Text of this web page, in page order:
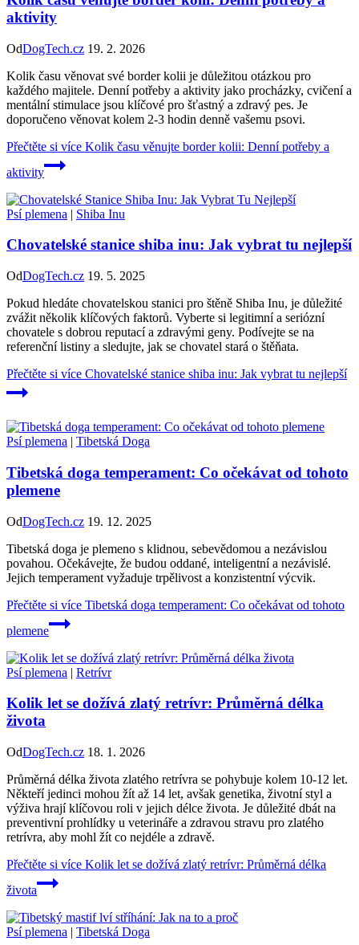
aktivity
OdDogTech.cz 19. 2. 2026
Kolik času věnovat své border kolii je důležitou otázkou pro
každého majitele. Denní potřeby a aktivity jako procházky, cvičení a
mentální stimulace jsou klíčové pro šťastný a zdravý pes. Je
doporučeno věnovat kolem 2-3 hodin denně vašemu psovi.
Přečtěte si více Kolik času věnujte border kolii: Denní potřeby a
aktivity
Psí plemena | Shiba Inu
Chovatelské stanice shiba inu: Jak vybrat tu nejlepší
OdDogTech.cz 19. 5. 2025
Pokud hledáte chovatelskou stanici pro štěně Shiba Inu, je důležité
zvážit několik klíčových faktorů. Vyberte si legitimní a seriózní
chovatele s dobrou reputací a zdravými geny. Podívejte se na
referenční listiny a sledujte, jak se chovatel stará o štěňata.
Přečtěte si více Chovatelské stanice shiba inu: Jak vybrat tu nejlepší
Psí plemena | Tibetská Doga
Tibetská doga temperament: Co očekávat od tohoto
plemene
OdDogTech.cz 19. 12. 2025
Tibetská doga je plemeno s klidnou, sebevědomou a nezávislou
povahou. Očekávejte, že budou oddané, inteligentní a nezávislé.
Jejich temperament vyžaduje trpělivost a konzistentní výcvik.
Přečtěte si více Tibetská doga temperament: Co očekávat od tohoto
plemene
Psí plemena | Retrívr
Kolik let se dožívá zlatý retrívr: Průměrná délka
života
OdDogTech.cz 18. 1. 2026
Průměrná délka života zlatého retrívra se pohybuje kolem 10-12 let.
Někteří jedinci mohou žít až 14 let, avšak genetika, životní styl a
výživa hrají klíčovou roli v jejich délce života. Je důležité dbát na
preventivní prohlídky u veterináře a zdravou stravu pro zlatého
retrívra, aby mohl žít co nejdéle a zdravě.
Přečtěte si více Kolik let se dožívá zlatý retrívr: Průměrná délka
života
Psí plemena | Tibetská Doga